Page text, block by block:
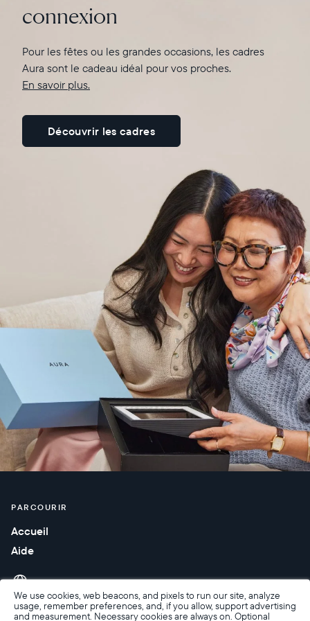
We use cookies, web beacons, and pixels to run our site, analyze
usage, remember preferences, and, if you allow, support advertising
and measurement. Necessary cookies are always on. Optional
En savoir plus ici
connexion
Pour les fêtes ou les grandes occasions, les cadres
Aura sont le cadeau idéal pour vos proches.
En savoir plus.
Découvrir les cadres
PARCOURIR
Accueil
Aide